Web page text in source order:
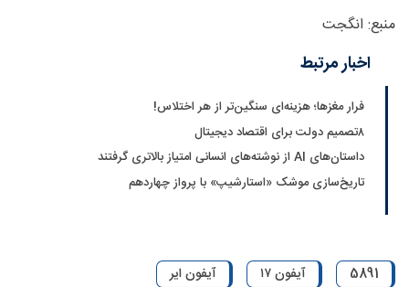
منبع: انگجت
اخبار مرتبط
فرار مغزها؛ هزینه‌ای سنگین‌تر از هر اختلاس!
۸تصمیم دولت برای اقتصاد دیجیتال
داستان‌های AI از نوشته‌های انسانی امتیاز بالاتری گرفتند
تاریخ‌سازی موشک «استارشیپ» با پرواز چهاردهم
5891 آیفون ۱۷
آیفون ایر